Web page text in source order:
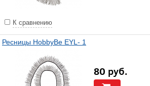
К сравнению
Ресницы HobbyBe EYL- 1
80 руб.